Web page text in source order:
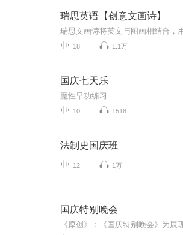
瑞思英语【创意文画诗】
18 1.1万
国庆七天乐
魔性早功练习
10 1518
法制史国庆班
12 1万
国庆特别晚会